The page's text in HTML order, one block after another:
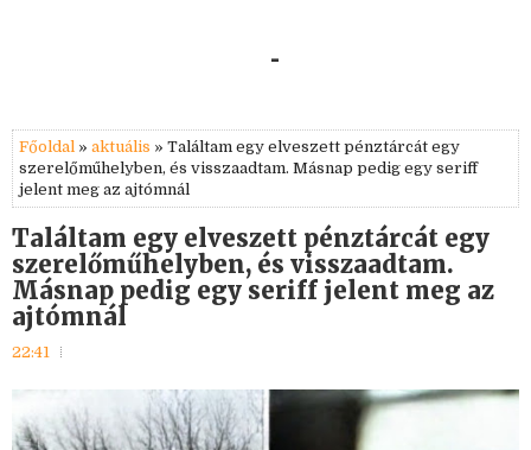
-
Főoldal » aktuális » Találtam egy elveszett pénztárcát egy
szerelőműhelyben, és visszaadtam. Másnap pedig egy seriff
jelent meg az ajtómnál
Találtam egy elveszett pénztárcát egy
szerelőműhelyben, és visszaadtam.
Másnap pedig egy seriff jelent meg az
ajtómnál
22:41